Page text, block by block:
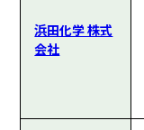
浜田化学 株式
会社